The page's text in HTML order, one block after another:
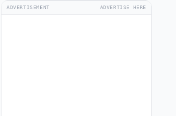
ADVERTISEMENT ADVERTISE HERE